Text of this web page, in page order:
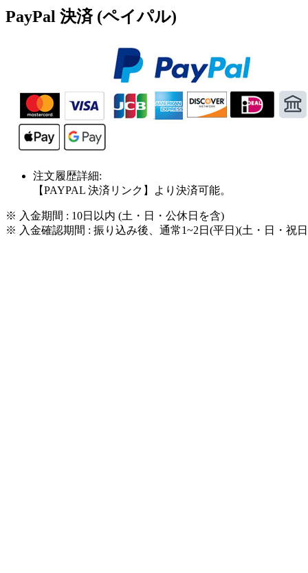
PayPal 決済 (ペイパル)
注文履歴詳細:
【PAYPAL 決済リンク】より決済可能。
※ 入金期間 : 10日以内 (土・日・公休日を含)
※ 入金確認期間 : 振り込み後、通常1~2日(平日)(土・日・祝